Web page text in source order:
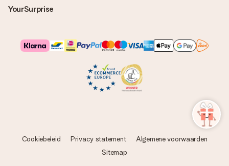
YourSurprise
Cookiebeleid Privacy statement
Algemene voorwaarden
Sitemap